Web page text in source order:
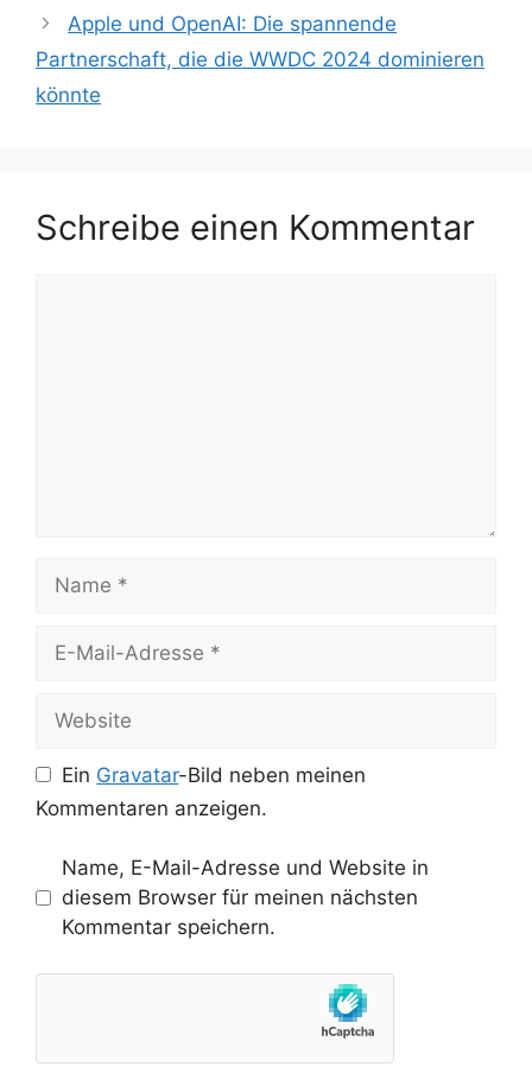
Apple und OpenAI: Die spannende
Partnerschaft, die die WWDC 2024 dominieren
könnte
Schreibe einen Kommentar
Mail-
Ein Gravatar-Bild neben meinen
Kommentaren anzeigen.
Name, E-Mail-Adresse und Website in
diesem Browser für meinen nächsten
Kommentar speichern.